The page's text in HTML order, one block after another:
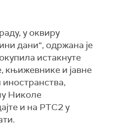
у оквиру
дани“, одржана је
истакнуте
књижевнике и јавне
Николе
и на РТС2 у